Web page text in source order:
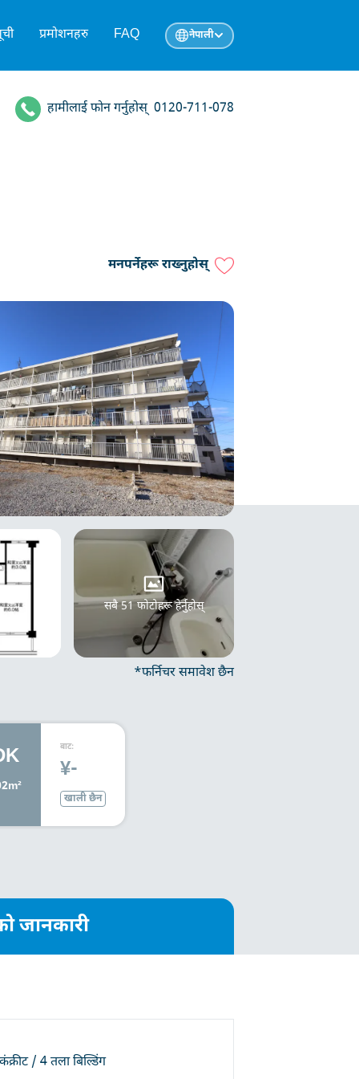
प्रमोशनहरु FAQ नेपाली
हामीलाई फोन गर्नुहोस् 0120-711-078
मनपर्नेहरू राख्नुहोस्
सबै 51 फोटोहरू हेर्नुहोस्
*फर्निचर समावेश छैन
बाट:
¥-
खाली छैन
जानकारी
/ 4 तला बिल्डिंग